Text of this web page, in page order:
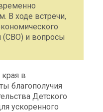
В ходе встречи,
(СВО) и вопросы
в
благополучия
Детского
ускоренного